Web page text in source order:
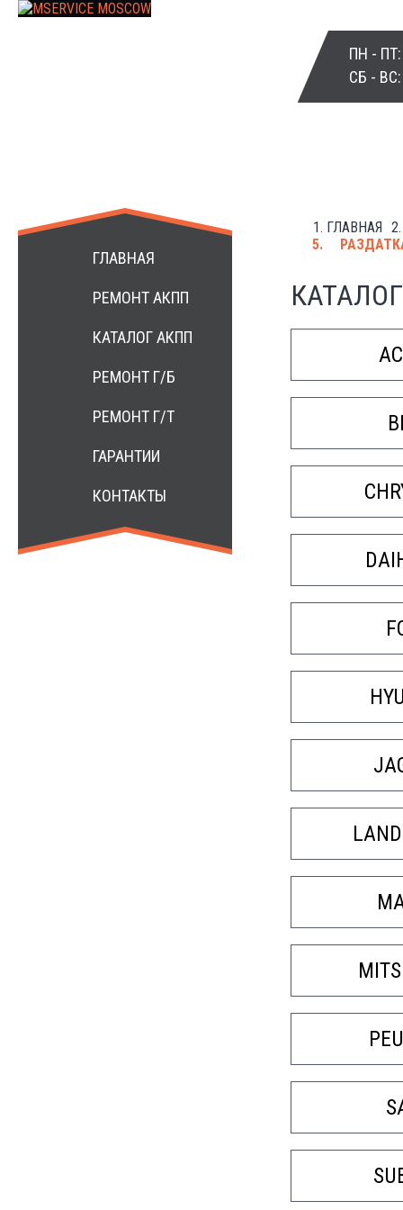
ПН -
СБ -
+7 499 3984172
ГЛАВНАЯ
РЕМОНТ АКПП
КАТАЛОГ АКПП
РЕМОНТ Г/Б
РЕМОНТ Г/Т
ГАРАНТИИ
КОНТАКТЫ
ГЛАВНАЯ
КАТАЛОГ